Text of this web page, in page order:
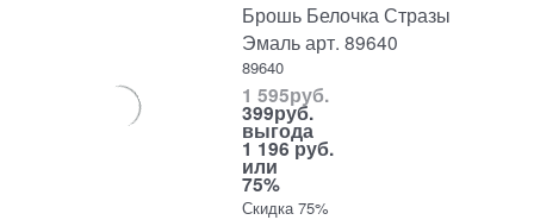
Брошь Белочка Стразы
Эмаль арт. 89640
89640
1 595руб.
399руб.
выгода
1 196 руб.
или
75%
Скидка 75%